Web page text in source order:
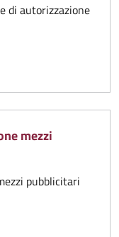
di autorizzazione
mezzi
pubblicitari